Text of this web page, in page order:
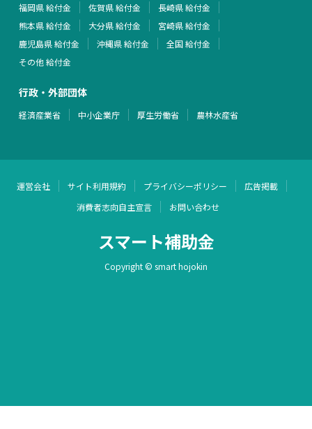
福岡県 給付金
佐賀県 給付金
長崎県 給付金
熊本県 給付金
大分県 給付金
宮崎県 給付金
鹿児島県 給付金
沖縄県 給付金
全国 給付金
その他 給付金
行政・外部団体
経済産業省 中小企業庁 厚生労働省 農林水産省
運営会社 サイト利用規約 プライバシーポリシー
広告掲載
消費者志向自主宣言
お問い合わせ
スマート補助金
Copyright © smart hojokin